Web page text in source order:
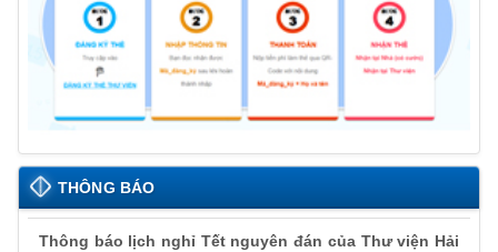
THÔNG BÁO
Thông báo lịch nghỉ Tết nguyên đán của Thư viện Hải